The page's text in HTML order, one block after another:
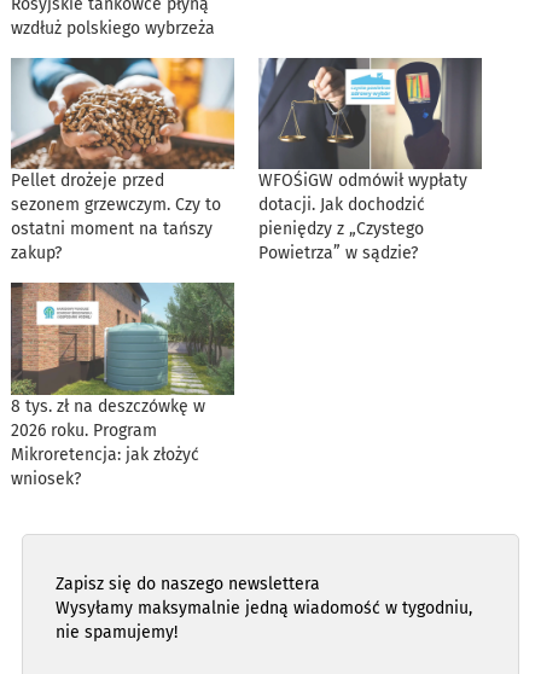
wzdłuż polskiego wybrzeża
Pellet drożeje przed
sezonem grzewczym. Czy to
ostatni moment na tańszy
zakup?
WFOŚiGW odmówił wypłaty
dotacji. Jak dochodzić
pieniędzy z „Czystego
Powietrza” w sądzie?
8 tys. zł na deszczówkę w
2026 roku. Program
Mikroretencja: jak złożyć
wniosek?
Zapisz się do naszego newslettera
Wysyłamy maksymalnie jedną wiadomość w tygodniu,
nie spamujemy!